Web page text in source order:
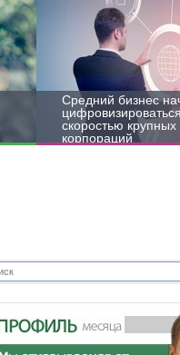
Средний бизнес
скоростью крупных
корпораций